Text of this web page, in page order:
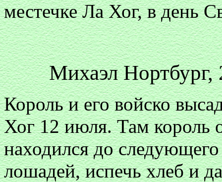
местечке Ла Хог, в день
Михаэл
Король и его войско
Хог 12 июля. Там король
находился до
лошадей, испечь хлеб и